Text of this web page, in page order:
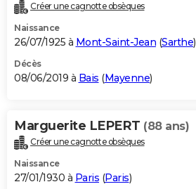
Créer une cagnotte obsèques
Naissance
26/07/1925 à Mont-Saint-Jean (Sarthe)
Décès
08/06/2019 à Bais (Mayenne)
Marguerite LEPERT (88 ans)
Créer une cagnotte obsèques
Naissance
27/01/1930 à Paris (Paris)